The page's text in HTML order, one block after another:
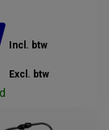
Incl. btw
Excl. btw